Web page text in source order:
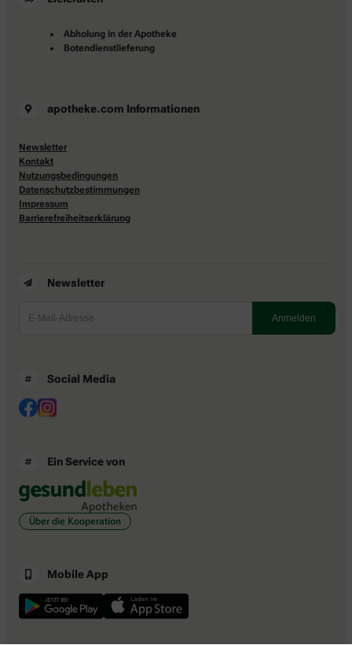
Abholung in der Apotheke
Botendienstlieferung
apotheke.com Informationen
Newsletter
Kontakt
Nutzungsbedingungen
Datenschutzbestimmungen
Impressum
Barrierefreiheitserklärung
Newsletter
Social Media
Ein Service von
Über die Kooperation
Mobile App